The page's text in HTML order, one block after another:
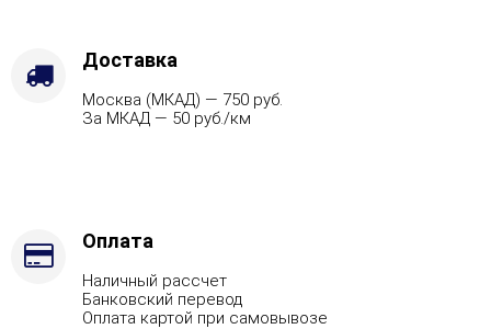
Жадеит
Футеровка,
Марка
Доставка
Москва (МКАД) — 750 руб.
За МКАД — 50 руб./км
Оплата
Наличный рассчет
Банковский перевод
Оплата картой при самовывозе